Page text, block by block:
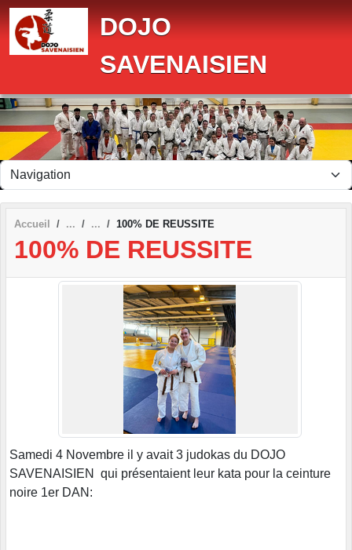
DOJO
SAVENAISIEN
Accueil 100% DE REUSSITE
100% DE REUSSITE
Samedi 4 Novembre il y avait 3 judokas du DOJO
SAVENAISIEN qui présentaient leur kata pour la ceinture
noire 1er DAN:
Panneau de gestion des cookies